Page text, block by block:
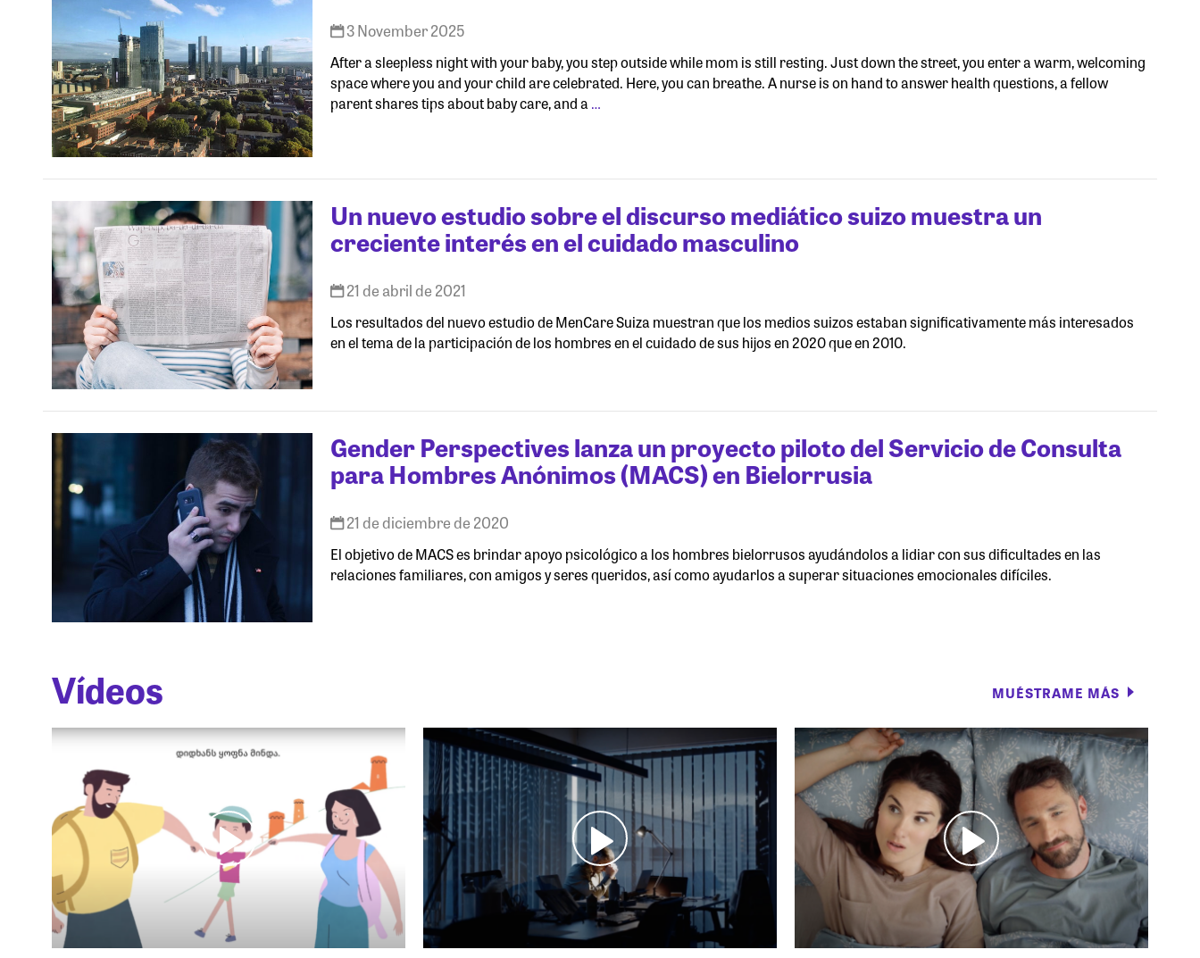
3 November 2025
After a sleepless night with your baby, you step outside while mom is still resting. Just down the street, you enter a warm, welcoming
space where you and your child are celebrated. Here, you can breathe. A nurse is on hand to answer health questions, a fellow
parent shares tips about baby care, and a…
Un nuevo estudio sobre el discurso mediático suizo muestra un
creciente interés en el cuidado masculino
21 de abril de 2021
Los resultados del nuevo estudio de MenCare Suiza muestran que los medios suizos estaban significativamente más interesados
en el tema de la participación de los hombres en el cuidado de sus hijos en 2020 que en 2010.
Gender Perspectives lanza un proyecto piloto del Servicio de Consulta
para Hombres Anónimos (MACS) en Bielorrusia
21 de diciembre de 2020
El objetivo de MACS es brindar apoyo psicológico a los hombres bielorrusos ayudándolos a lidiar con sus dificultades en las
relaciones familiares, con amigos y seres queridos, así como ayudarlos a superar situaciones emocionales difíciles.
Vídeos MUÉSTRAME MÁS